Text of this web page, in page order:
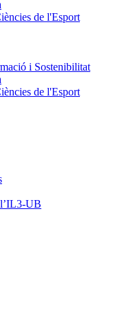
de l'Esport
i Sostenibilitat
de l'Esport
l’IL3-UB